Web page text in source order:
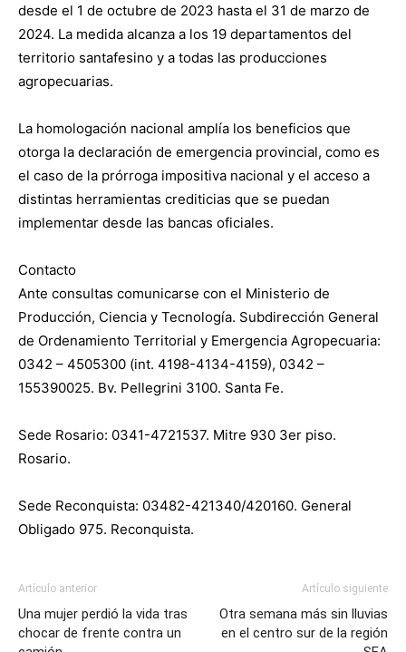
desde el 1 de octubre de 2023 hasta el 31 de marzo de
2024. La medida alcanza a los 19 departamentos del
territorio santafesino y a todas las producciones
agropecuarias.
La homologación nacional amplía los beneficios que
otorga la declaración de emergencia provincial, como es
el caso de la prórroga impositiva nacional y el acceso a
distintas herramientas crediticias que se puedan
implementar desde las bancas oficiales.
Contacto
Ante consultas comunicarse con el Ministerio de
Producción, Ciencia y Tecnología. Subdirección General
de Ordenamiento Territorial y Emergencia Agropecuaria:
0342 – 4505300 (int. 4198-4134-4159), 0342 –
155390025. Bv. Pellegrini 3100. Santa Fe.
Sede Rosario: 0341-4721537. Mitre 930 3er piso.
Rosario.
Sede Reconquista: 03482-421340/420160. General
Obligado 975. Reconquista.
Artículo anterior
Una mujer perdió la vida tras
chocar de frente contra un
Artículo siguiente
Otra semana más sin lluvias
en el centro sur de la región